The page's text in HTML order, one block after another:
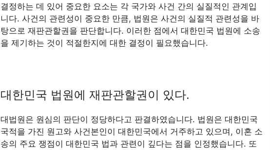
결정하는 데 있어 중요한 요소는 각 국가와 사건 간의 실질적인 관계입
니다. 사건의 관련성이 중요한 만큼, 법원은 사건의 실질적 관련성을 바
탕으로 재판관할권을 판단합니다. 이러한 점에서 대한민국 법원에 소송
을 제기하는 것이 적절한지에 대한 결정이 필요했습니다.
대한민국 법원에 재판관할권이 있다.
대법원은 원심의 판단이 정당하다고 판결하였습니다. 법원은 대한민국
국적을 가진 원고와 사건본인이 대한민국에서 거주하고 있으며, 이혼 소
송의 주요 쟁점이 대한민국 법과 관련이 깊다는 점을 인정했습니다. 또